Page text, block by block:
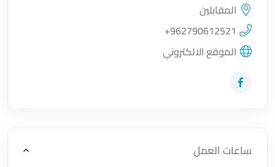
اضغط لتحميل الموقع
المقابلين
+962790612521
الموقع الالكتروني
زيارة حساب المتجر على Facebook-f
ساعات العمل